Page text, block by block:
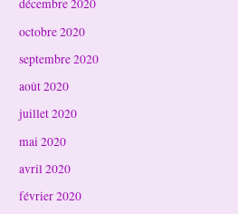
décembre 2020
octobre 2020
septembre 2020
août 2020
juillet 2020
mai 2020
avril 2020
février 2020